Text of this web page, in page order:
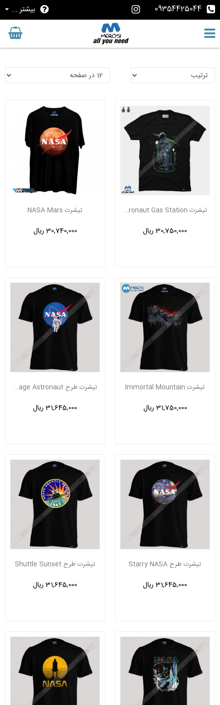
09354425044 بیشتر ...
تیشرت Astronaut Gas Station
30,750,000 ریال
تیشرت NASA Mars
30,740,000 ریال
تیشرت Immortal Mountain
31,750,000 ریال
تیشرت طرح Vintage Astronaut
31,645,000 ریال
تیشرت طرح Starry NASA
31,645,000 ریال
تیشرت طرح Shuttle Sunset
31,645,000 ریال